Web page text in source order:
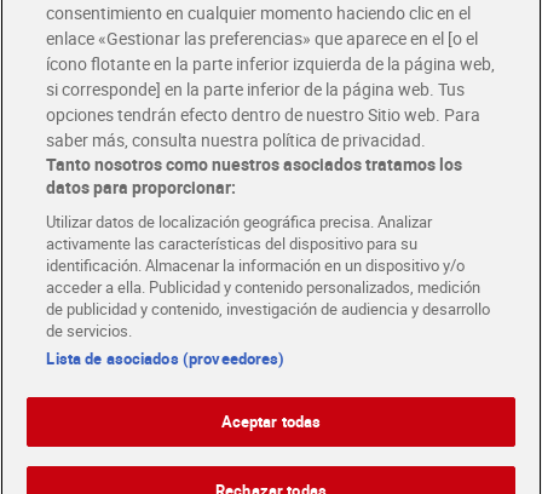
Descárgate la APP Dia
Folletos y Tiendas
Descubre las mejores ofertas y busca tu tienda más cercana
Tarjeta MaX Dia
Te devuelve hasta 8€/mes de tus compras.
¡Solicita tu tarjeta de crédito aquí!
COMER MEJOR CADA DIA
COLABORA CON DIA ABRE TU TIENDA DIA CORPORATE
consentimiento en cualquier momento haciendo clic en el
enlace «Gestionar las preferencias» que aparece en el [o el
ícono flotante en la parte inferior izquierda de la página web,
si corresponde] en la parte inferior de la página web. Tus
opciones tendrán efecto dentro de nuestro Sitio web. Para
saber más, consulta nuestra política de privacidad.
Tanto nosotros como nuestros asociados tratamos los
datos para proporcionar:
Utilizar datos de localización geográfica precisa. Analizar
activamente las características del dispositivo para su
identificación. Almacenar la información en un dispositivo y/o
acceder a ella. Publicidad y contenido personalizados, medición
de publicidad y contenido, investigación de audiencia y desarrollo
de servicios.
Lista de asociados (proveedores)
Aceptar todas